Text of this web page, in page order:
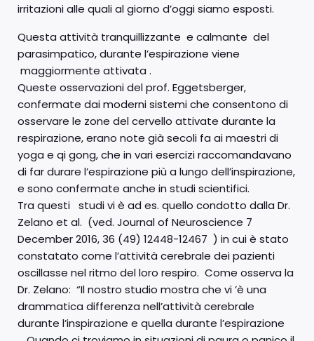
irritazioni alle quali al giorno d’oggi siamo esposti.
Questa attività tranquillizzante e calmante del
parasimpatico, durante l’espirazione viene
maggiormente attivata .
Queste osservazioni del prof. Eggetsberger,
confermate dai moderni sistemi che consentono di
osservare le zone del cervello attivate durante la
respirazione, erano note già secoli fa ai maestri di
yoga e qi gong, che in vari esercizi raccomandavano
di far durare l’espirazione più a lungo dell’inspirazione,
e sono confermate anche in studi scientifici.
Tra questi studi vi è ad es. quello condotto dalla Dr.
Zelano et al. (ved. Journal of Neuroscience 7
December 2016, 36 (49) 12448-12467 ) in cui è stato
constatato come l’attività cerebrale dei pazienti
oscillasse nel ritmo del loro respiro. Come osserva la
Dr. Zelano: “Il nostro studio mostra che vi ’è una
drammatica differenza nell’attività cerebrale
durante l’inspirazione e quella durante l’espirazione